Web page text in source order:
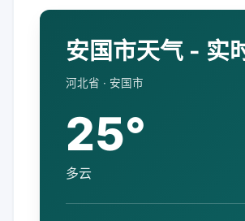
安国市天气 - 实
河北省 · 安国市
25°
多云